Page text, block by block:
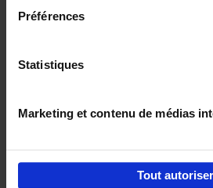
Préférences
Statistiques
Marketing et contenu de médias
Tout autoriser
Digital
completely